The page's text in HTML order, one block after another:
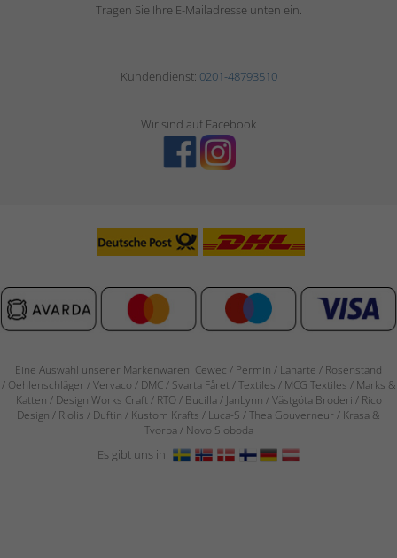
Tragen Sie Ihre E-Mailadresse unten ein.
Kundendienst: 0201-48793510
Wir sind auf Facebook
Eine Auswahl unserer Markenwaren: Cewec / Permin / Lanarte / Rosenstand
/ Oehlenschläger / Vervaco / DMC / Svarta Fåret / Textiles / MCG Textiles / Marks &
Katten / Design Works Craft / RTO / Bucilla / JanLynn / Västgöta Broderi / Rico
Design / Riolis / Duftin / Kustom Krafts / Luca-S / Thea Gouverneur / Krasa &
Tvorba / Novo Sloboda
Es gibt uns in: